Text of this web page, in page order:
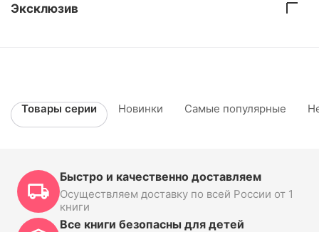
Эксклюзив
Товары серии Новинки Самые популярные
Быстро и качественно доставляем
Осуществляем доставку по всей России от 1
книги
Все книги безопасны для детей